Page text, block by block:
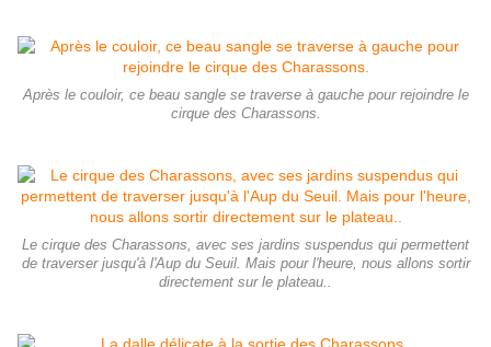
Après le couloir, ce beau sangle se traverse à gauche pour rejoindre le
cirque des Charassons.
Le cirque des Charassons, avec ses jardins suspendus qui permettent
de traverser jusqu'à l'Aup du Seuil. Mais pour l'heure, nous allons sortir
directement sur le plateau..